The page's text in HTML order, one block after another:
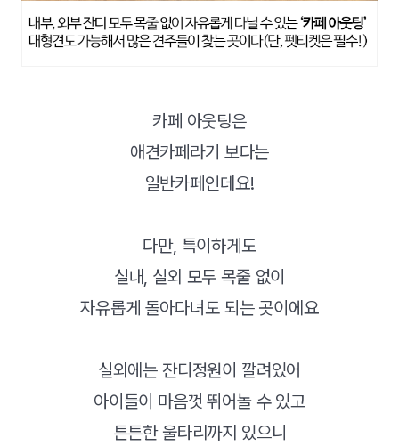
카페 아웃팅은
애견카페라기 보다는
일반카페인데요!
다만, 특이하게도
실내, 실외 모두 목줄 없이
자유롭게 돌아다녀도 되는 곳이에요
실외에는 잔디정원이 깔려있어
아이들이 마음껏 뛰어놀 수 있고
튼튼한 울타리까지 있으니